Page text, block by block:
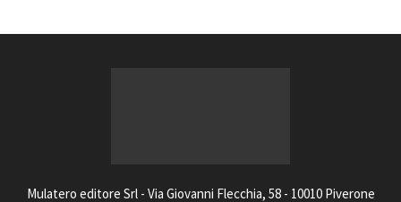
Mulatero editore Srl - Via Giovanni Flecchia, 58 - 10010 Piverone